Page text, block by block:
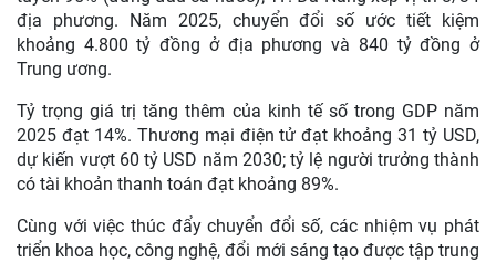
địa phương. Năm 2025, chuyển đổi số ước tiết kiệm
khoảng 4.800 tỷ đồng ở địa phương và 840 tỷ đồng ở
Trung ương.
Tỷ trọng giá trị tăng thêm của kinh tế số trong GDP năm
2025 đạt 14%. Thương mại điện tử đạt khoảng 31 tỷ USD,
dự kiến vượt 60 tỷ USD năm 2030; tỷ lệ người trưởng thành
có tài khoản thanh toán đạt khoảng 89%.
Cùng với việc thúc đẩy chuyển đổi số, các nhiệm vụ phát
triển khoa học, công nghệ, đổi mới sáng tạo được tập trung